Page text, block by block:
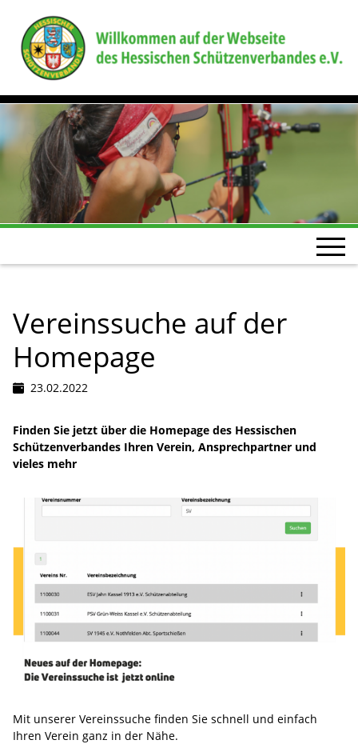
Vereinssuche auf der
Homepage
23.02.2022
Finden Sie jetzt über die Homepage des Hessischen
Schützenverbandes Ihren Verein, Ansprechpartner und
vieles mehr
Mit unserer Vereinssuche finden Sie schnell und einfach
Ihren Verein ganz in der Nähe.